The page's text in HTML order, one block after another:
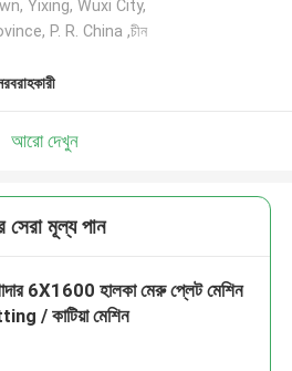
Yixing, Wuxi City,
P. R. China ,চীন
আরো দেখুন
সেরা মূল্য পান
6X1600 হালকা মেরু প্লেট মেশিন
/ কাটিয়া মেশিন